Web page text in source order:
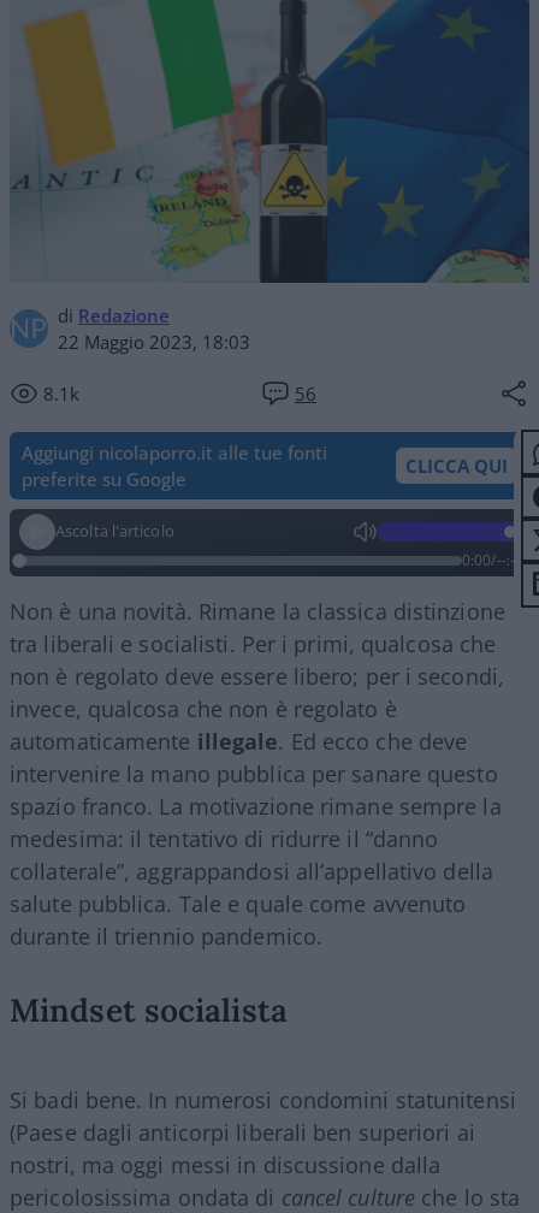
di Redazione
22 Maggio 2023, 18:03
8.1k 56
Aggiungi nicolaporro.it alle tue fonti
preferite su Google
CLICCA QUI
Ascolta l'articolo
0:00/--:--
Non è una novità. Rimane la classica distinzione
tra liberali e socialisti. Per i primi, qualcosa che
non è regolato deve essere libero; per i secondi,
invece, qualcosa che non è regolato è
automaticamente illegale. Ed ecco che deve
intervenire la mano pubblica per sanare questo
spazio franco. La motivazione rimane sempre la
medesima: il tentativo di ridurre il “danno
collaterale”, aggrappandosi all’appellativo della
salute pubblica. Tale e quale come avvenuto
durante il triennio pandemico.
Mindset socialista
Si badi bene. In numerosi condomini statunitensi
(Paese dagli anticorpi liberali ben superiori ai
nostri, ma oggi messi in discussione dalla
pericolosissima ondata di cancel culture che lo sta